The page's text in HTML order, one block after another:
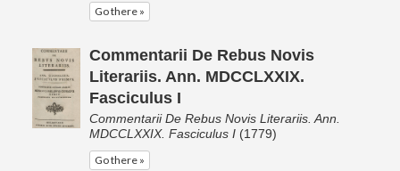
Go there »
Commentarii De Rebus Novis
Literariis. Ann. MDCCLXXIX.
Fasciculus I
Commentarii De Rebus Novis Literariis. Ann.
MDCCLXXIX. Fasciculus I (1779)
Go there »